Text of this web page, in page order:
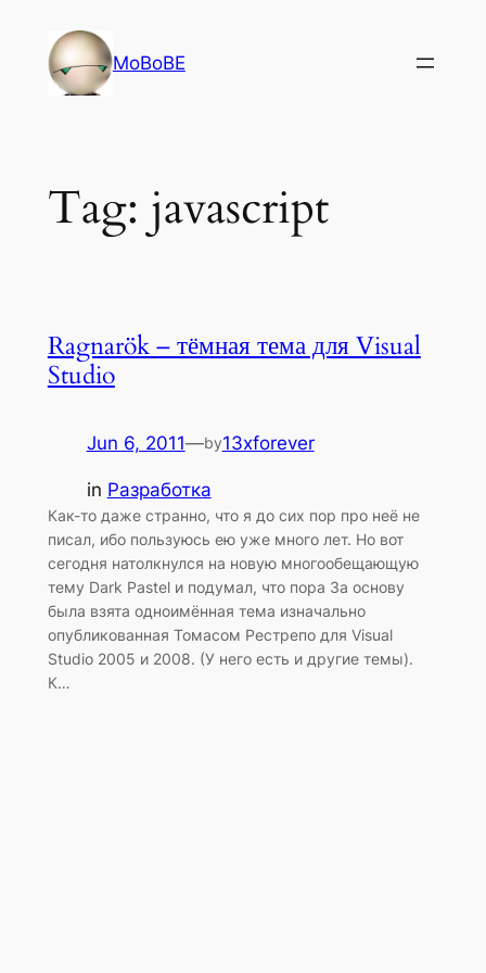
content
MoBoBE
Tag: javascript
Ragnarök – тёмная тема для Visual
Studio
Jun 6, 2011—by13xforever
in Разработка
Как-то даже странно, что я до сих пор про неё не
писал, ибо пользуюсь ею уже много лет. Но вот
сегодня натолкнулся на новую многообещающую
тему Dark Pastel и подумал, что пора За основу
была взята одноимённая тема изначально
опубликованная Томасом Рестрепо для Visual
Studio 2005 и 2008. (У него есть и другие темы).
К…